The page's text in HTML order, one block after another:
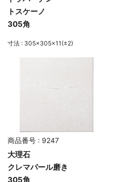
トスケーノ
305角
寸法 : 305×305×11(±2)
商品番号 : 9247
大理石
クレマパール磨き
305角